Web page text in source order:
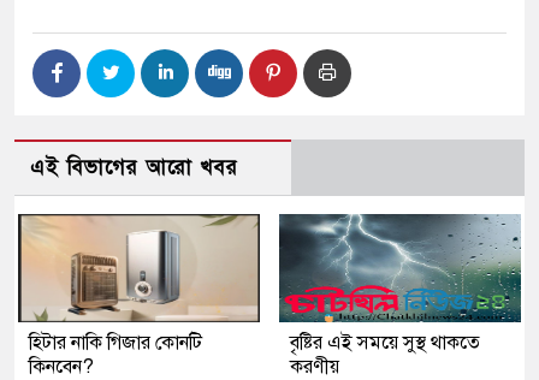
এই বিভাগের আরো খবর
হিটার নাকি গিজার কোনটি
কিনবেন?
বৃষ্টির এই সময়ে সুস্থ থাকতে
করণীয়